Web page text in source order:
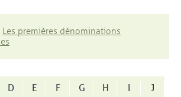
Les premières dénominations
D E F G H I
J